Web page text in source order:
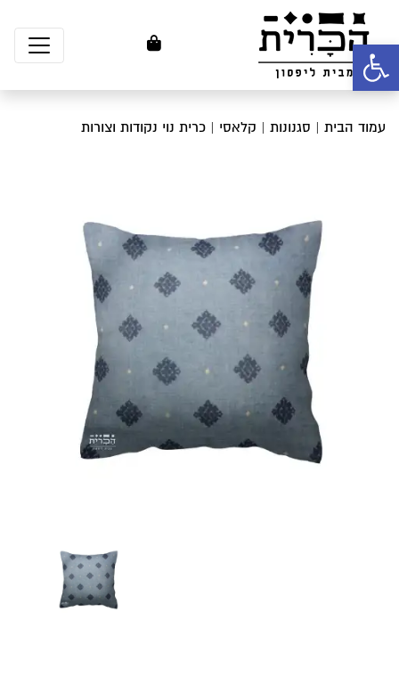
פתח סרגל נגישות
עמוד הבית | סגנונות | קלאסי | כרית נוי נקודות וצורות